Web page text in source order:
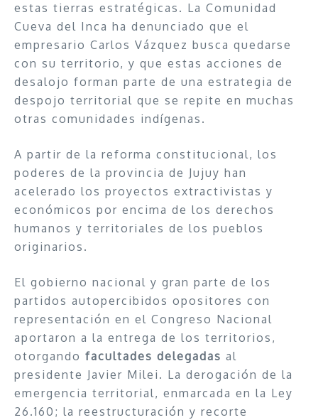
estas tierras estratégicas. La Comunidad
Cueva del Inca ha denunciado que el
empresario Carlos Vázquez busca quedarse
con su territorio, y que estas acciones de
desalojo forman parte de una estrategia de
despojo territorial que se repite en muchas
otras comunidades indígenas.
A partir de la reforma constitucional, los
poderes de la provincia de Jujuy han
acelerado los proyectos extractivistas y
económicos por encima de los derechos
humanos y territoriales de los pueblos
originarios.
El gobierno nacional y gran parte de los
partidos autopercibidos opositores con
representación en el Congreso Nacional
aportaron a la entrega de los territorios,
otorgando facultades delegadas al
presidente Javier Milei. La derogación de la
emergencia territorial, enmarcada en la Ley
26.160; la reestructuración y recorte